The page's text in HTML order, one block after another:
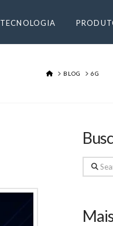
TECNOLOGIA
HOME
BLOG 6G
Search